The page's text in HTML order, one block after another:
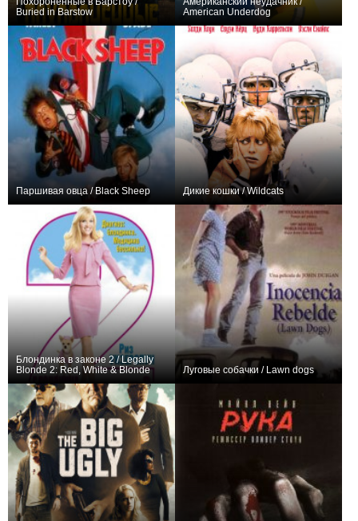
Buried in Barstow
American Underdog
Паршивая овца / Black Sheep Дикие кошки / Wildcats
Блондинка в законе 2 / Legally
Blonde 2: Red, White & Blonde
Луговые собачки / Lawn dogs